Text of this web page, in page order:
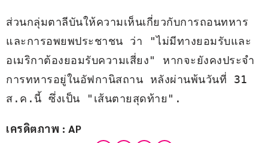
ส่วนกลุ่มตาลีบันให้ความเห็นเกี่ยวกับการถอนทหาร
และการอพยพประชาชน ว่า "ไม่มีทางยอมรับและ
อเมริกาต้องยอมรับความเสี่ยง" หากจะยังคงประจำ
การทหารอยู่ในอัฟกานิสถาน หลังผ่านพ้นวันที่ 31
ส.ค.นี้ ซึ่งเป็น "เส้นตายสุดท้าย".
เครดิตภาพ : AP